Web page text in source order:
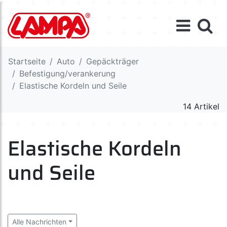
Startseite Auto
Gepäckträger
Befestigung/verankerung
Elastische Kordeln und Seile
14 Artikel
Elastische Kordeln
und Seile
Alle Nachrichten